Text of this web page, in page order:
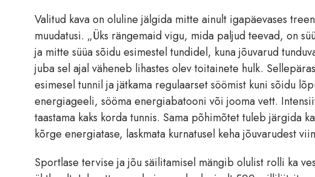
Valitud kava on oluline jälgida mitte ainult igapäevases
muudatusi. „Üks rängemaid vigu, mida paljud teevad, on
ja mitte süüa sõidu esimestel tundidel, kuna jõuvarud
juba sel ajal väheneb lihastes olev toitainete hulk.
esimesel tunnil ja jätkama regulaarset söömist kuni sõidu
energiageeli, sööma energiabatooni või jooma vett.
taastama kaks korda tunnis. Sama põhimõtet tuleb järgida
kõrge energiatase, laskmata kurnatusel keha jõuvarudest
Sportlase tervise ja jõu säilitamisel mängib olulist rolli ka